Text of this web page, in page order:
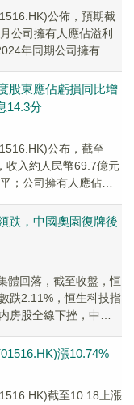
公佈，預期截
公司擁有人應佔溢利
年同期公司擁有人
股東應佔虧損同比增
14.3分
公布，截至
收入約人民幣69.7億元
；公司擁有人應佔虧
跌，中國奧園復牌後
體回落，截至收盤，恒
跌2.11%，恒生科技指
房股全線下挫，中國
漲10.74%
截至10:18上漲